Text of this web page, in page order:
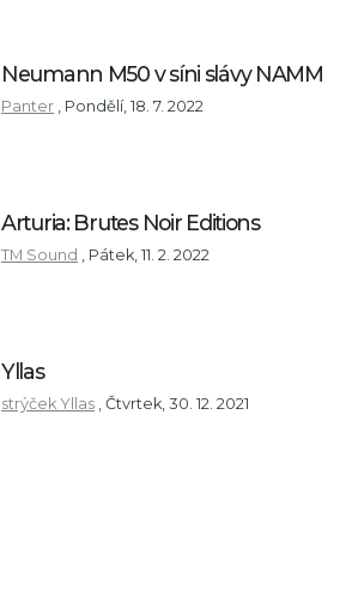
Neumann M50 v síni slávy NAMM
Panter , Pondělí, 18. 7. 2022
Arturia: Brutes Noir Editions
TM Sound , Pátek, 11. 2. 2022
Yllas
strýček Yllas , Čtvrtek, 30. 12. 2021